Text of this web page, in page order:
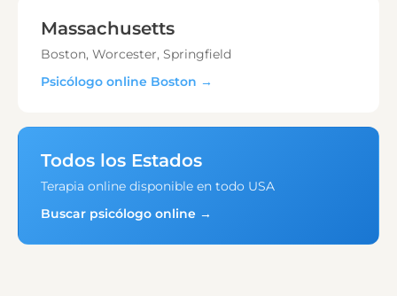
Massachusetts
Boston, Worcester, Springfield
Psicólogo online Boston →
Todos los Estados
Terapia online disponible en todo USA
Buscar psicólogo online →